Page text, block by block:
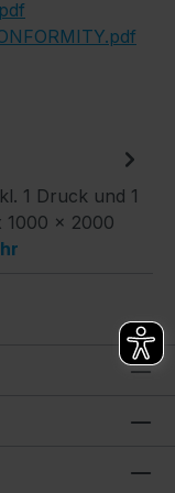
1 Druck und 1
1000 × 2000